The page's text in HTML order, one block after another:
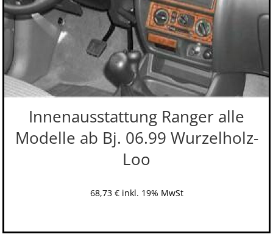
Innenausstattung Ranger alle
Modelle ab Bj. 06.99 Wurzelholz-
Loo
68,73 € inkl. 19% MwSt